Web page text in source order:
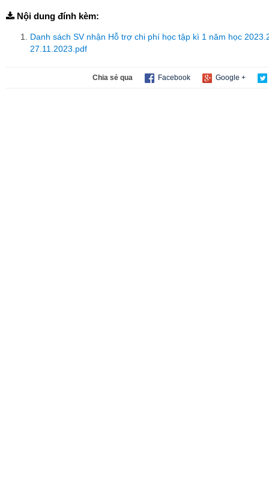
Nội dung đính kèm:
Danh sách SV nhận Hỗ trợ chi phí học tập kì 1 năm học
27.11.2023.pdf
Chia sẻ qua Facebook Google +